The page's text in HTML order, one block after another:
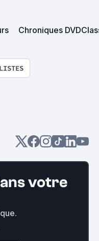
Chroniques
votre